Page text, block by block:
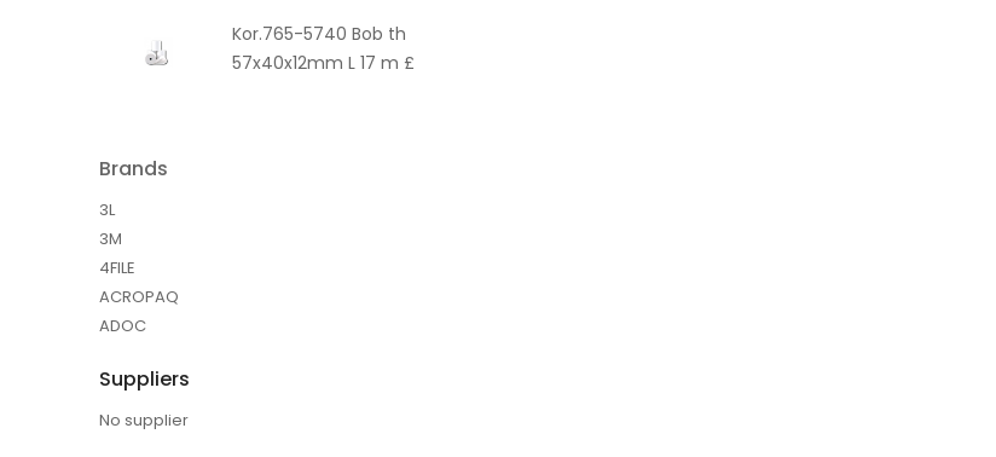
Kor.765-5740 Bob th
57x40x12mm L 17 m £
Brands
3L
3M
4FILE
ACROPAQ
ADOC
Suppliers
No supplier